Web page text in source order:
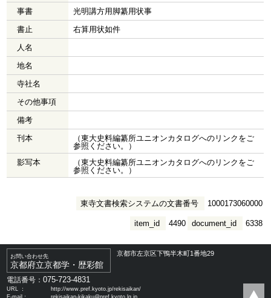
事書
光明講方用脚纂用状事
書止
右算用状如件
人名
地名
寺社名
その他事項
備考
刊本
（東大史料編纂所ユニオンカタログへのリンクをご
参照ください。）
影写本
（東大史料編纂所ユニオンカタログへのリンクをご
参照ください。）
東寺文書検索システムの文書番号 1000173060000
document_id 6338
item_id 4490
お問い合わせ先
京都府立京都学・歴彩館
京都市左京区下鴨半木町1番地29
電話番号：075-723-4831
URL ：
http://www.pref.kyoto.jp/rekisaikan/
E-mail：
rekisaikan-kikaku@pref.kyoto.lg.jp